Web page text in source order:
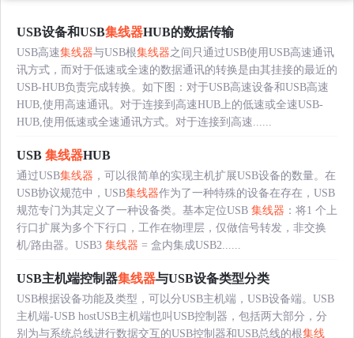
USB设备和USB集线器HUB的数据传输
USB高速集线器与USB根集线器之间只通过USB使用USB高速通讯
讯方式，而对于低速或全速的数据通讯的转换是由其挂接的最近的
USB-HUB负责完成转换。如下图：对于USB高速设备和USB高速
HUB,使用高速通讯。对于连接到高速HUB上的低速或全速USB-
HUB,使用低速或全速通讯方式。对于连接到高速......
USB 集线器HUB
通过USB集线器 ，可以很简单的实现主机扩展USB设备的数量。在
USB协议规范中，USB集线器作为了一种特殊的设备在存在，USB
规范专门为其定义了一种设备类。基本定位USB 集线器 ：将1 个上
行口扩展为多个下行口，工作在物理层，仅做信号转发，非交换
机/路由器。USB3 集线器 = 盒内集成USB2......
USB主机端控制器集线器与USB设备类型分类
USB根据设备功能及类型，可以分USB主机端，USB设备端。USB
主机端-USB hostUSB主机端也叫USB控制器，包括两大部分，分
别为与系统总线进行数据交互的USB控制器和USB总线的根集线